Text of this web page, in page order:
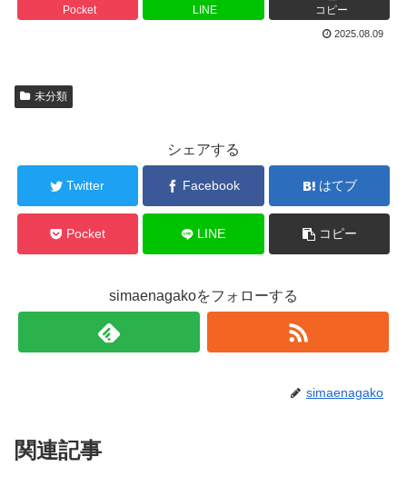
Pocket LINE コピー
2025.08.09
未分類
シェアする
Twitter Facebook はてブ
Pocket LINE コピー
simaenagakoをフォローする
simaenagako
関連記事